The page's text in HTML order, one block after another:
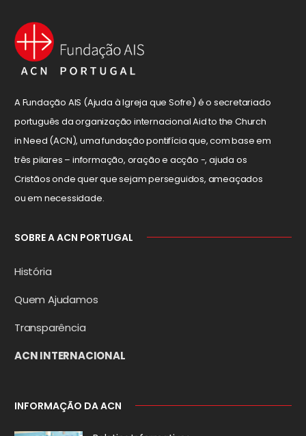
A Fundação AIS (Ajuda à Igreja que Sofre) é o secretariado
português da organização internacional Aid to the Church
in Need (ACN), uma fundação pontifícia que, com base em
três pilares – informação, oração e acção -, ajuda os
Cristãos onde quer que sejam perseguidos, ameaçados
ou em necessidade.
SOBRE A ACN PORTUGAL
História
Quem Ajudamos
Transparência
ACN INTERNACIONAL
INFORMAÇÃO DA ACN